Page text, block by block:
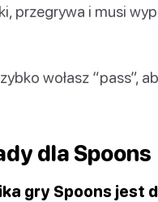
przegrywa i musi
wołasz “pass”,
dla Spoons
gry Spoons jest